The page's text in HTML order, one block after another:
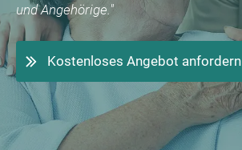
und Angehörige."
Kostenloses Angebot anfordern